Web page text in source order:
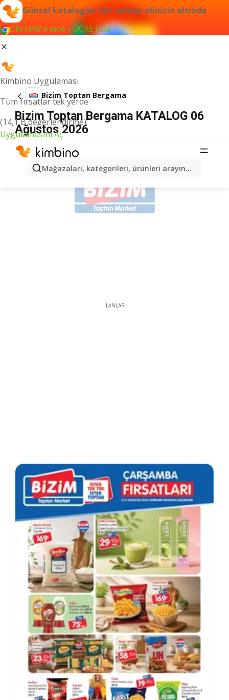
Güncel kataloglar her zaman elinizin altında
Chrome'a ekle - ÜCRETSİZ
Kimbino Uygulaması
Tüm fırsatlar tek yerde
(14,1 B değerlendirme)
Uygulamasını Aç
Mağazaları, kategorileri, ürünleri arayın...
Bizim Toptan Bergama
Bizim Toptan Bergama KATALOG 06
Ağustos 2026
İLANLAR